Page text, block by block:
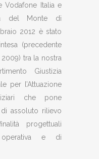
Vodafone Italia e
del Monte di
2012 è stato
(precedente
tra la nostra
Giustizia
per l’Attuazione
che pone
di assoluto rilievo
progettuali
operativa e di